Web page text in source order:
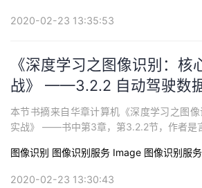
2020-02-23 13:35:53
《深度学习之图像识别：核
战》 ——3.2.2 自动驾驶
本节书摘来自华章计算机《深度学习之图
实战》 ——书中第3章，第3.2.2节，作者是
图像识别 图像识别服务 Image 图像识别服务
2020-02-23 13:30:43